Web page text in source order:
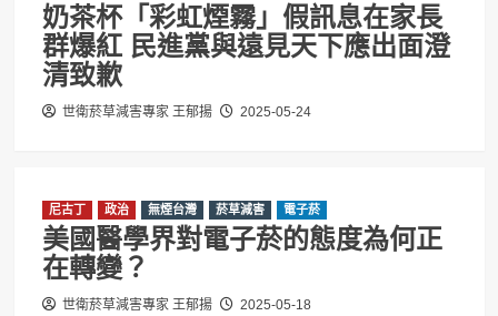
奶茶杯「彩虹煙霧」假訊息在家長
群爆紅 民進黨與遠見天下應出面澄
清致歉
世衛菸草減害專家 王郁揚 2025-05-24
尼古丁 政治 無煙台灣 菸草減害 電子菸
美國醫學界對電子菸的態度為何正
在轉變？
世衛菸草減害專家 王郁揚 2025-05-18